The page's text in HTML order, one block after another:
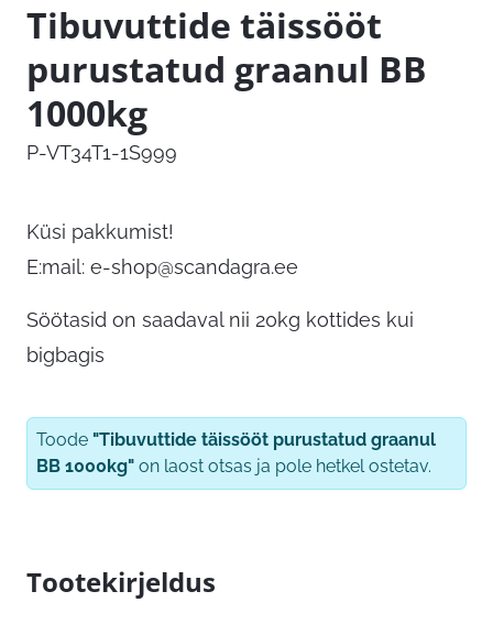
Tibuvuttide täissööt
purustatud graanul BB
1000kg
P-VT34T1-1S999
Küsi pakkumist!
E:mail: e-shop@scandagra.ee
Söötasid on saadaval nii 20kg kottides kui
bigbagis
Toode "Tibuvuttide täissööt purustatud graanul
BB 1000kg" on laost otsas ja pole hetkel ostetav.
Tootekirjeldus